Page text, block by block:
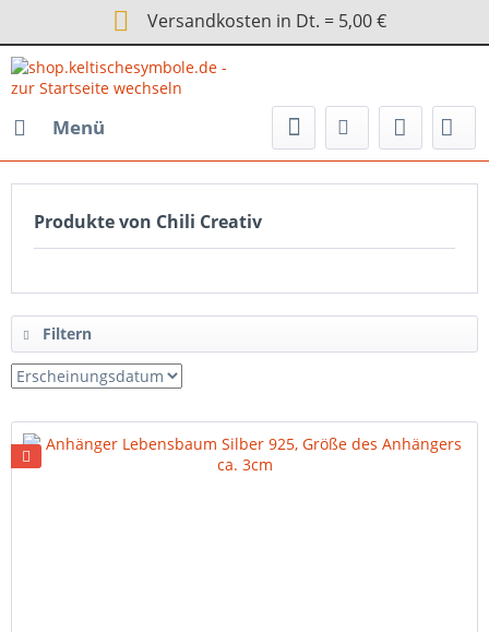
Versandkosten in Dt. = 5,00 €
Menü
Produkte von Chili Creativ
Filtern